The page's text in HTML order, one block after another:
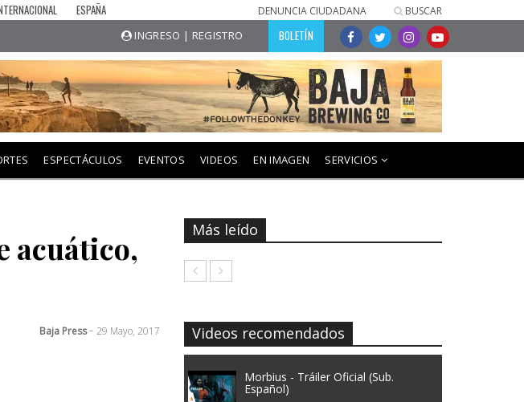
ESPAÑA DENUNCIA CIUDADANA BUSCAR
INGRESO | REGISTRO BOLETÍN
ESPECTÁCULOS EVENTOS VIDEOS EN IMAGEN SERVICIOS
acuático,
Baja Press- 29 Mayo, 2017
Más leído
Videos recomendados
Morbius - Tráiler Oficial (Sub.
Español)